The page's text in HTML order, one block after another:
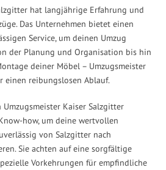
hat langjährige Erfahrung und
Das Unternehmen bietet einen
Service, um deinen Umzug
der Planung und Organisation bis hin
deiner Möbel – Umzugsmeister
einen reibungslosen Ablauf.
Umzugsmeister Kaiser Salzgitter
how, um deine wertvollen
von Salzgitter nach
Sie achten auf eine sorgfältige
Vorkehrungen für empfindliche